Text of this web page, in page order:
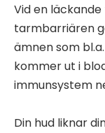
Vid en
tarmbarriären
ämnen som
kommer ut i
immunsystem
Din hud liknar